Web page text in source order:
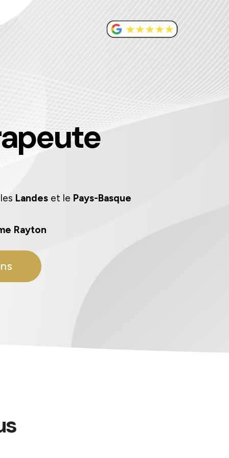
Landes et le Pays-Basque
Rayton